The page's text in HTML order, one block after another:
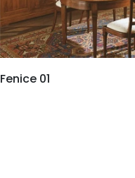
Fenice 01